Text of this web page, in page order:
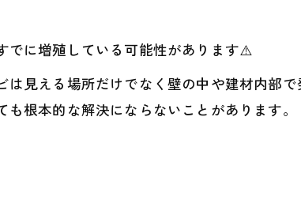
でに増殖している可能性があります⚠️
見える場所だけでなく壁の中や建材内部で
根本的な解決にならないことがあります。